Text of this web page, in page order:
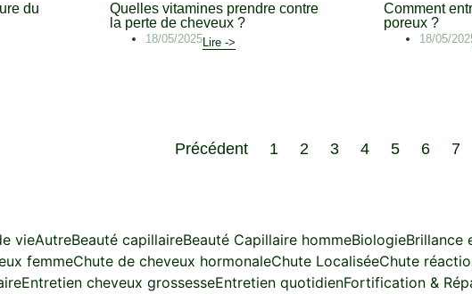
du
Quelles vitamines prendre contre
la perte de cheveux ?
18/05/2025Lire ->
Comment
poreux ?
18/05/
Précédent 1 2 3 4 5 6 7
vieAutreBeauté capillaireBeauté Capillaire hommeBiologieBrillance
femmeChute de cheveux hormonaleChute LocaliséeChute
Entretien cheveux grossesseEntretien quotidienFortification &